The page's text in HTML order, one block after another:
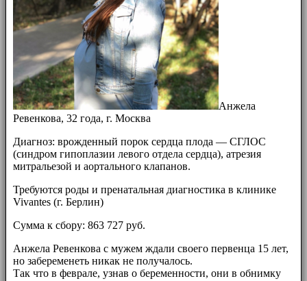
Анжела
Ревенкова, 32 года, г. Москва
Диагноз: врожденный порок сердца плода — СГЛОС
(синдром гипоплазии левого отдела сердца), атрезия
митральезой и аортального клапанов.
Требуются роды и пренатальная диагностика в клинике
Vivantes (г. Берлин)
Сумма к сбору: 863 727 руб.
Анжела Ревенкова с мужем ждали своего первенца 15 лет,
но забеременеть никак не получалось.
Так что в феврале, узнав о беременности, они в обнимку